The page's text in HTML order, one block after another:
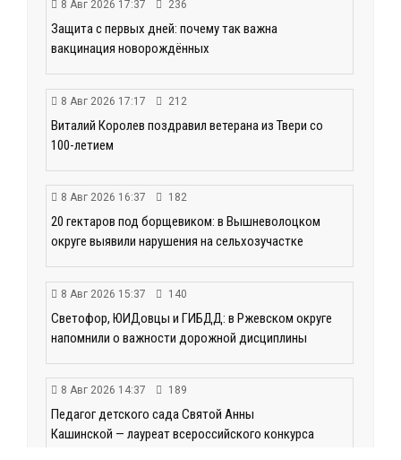
8 Авг 2026 17:37 236
Защита с первых дней: почему так важна
вакцинация новорождённых
8 Авг 2026 17:17 212
Виталий Королев поздравил ветерана из Твери со
100-летием
8 Авг 2026 16:37 182
20 гектаров под борщевиком: в Вышневолоцком
округе выявили нарушения на сельхозучастке
8 Авг 2026 15:37 140
Светофор, ЮИДовцы и ГИБДД: в Ржевском округе
напомнили о важности дорожной дисциплины
8 Авг 2026 14:37 189
Педагог детского сада Святой Анны
Кашинской — лауреат всероссийского конкурса